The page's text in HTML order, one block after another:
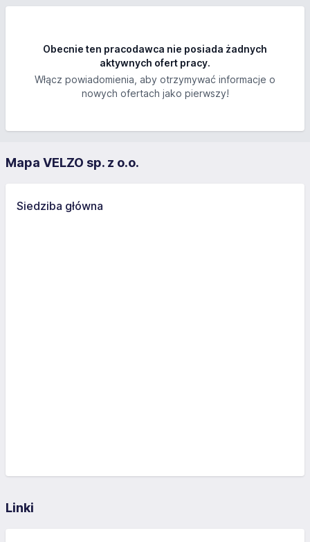
Obecnie ten pracodawca nie posiada żadnych
aktywnych ofert pracy.
Włącz powiadomienia, aby otrzymywać informacje o
nowych ofertach jako pierwszy!
Mapa VELZO sp. z o.o.
Siedziba główna
Linki